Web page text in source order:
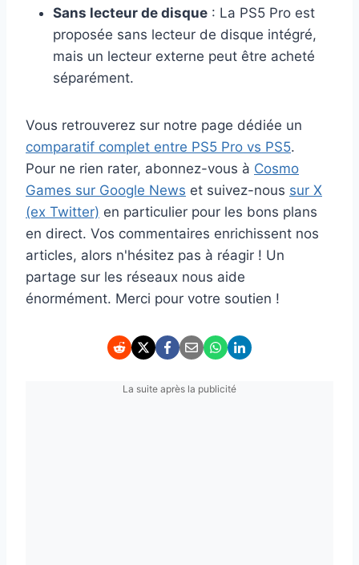
Sans lecteur de disque : La PS5 Pro est
proposée sans lecteur de disque intégré,
mais un lecteur externe peut être acheté
séparément.
Vous retrouverez sur notre page dédiée un
comparatif complet entre PS5 Pro vs PS5.
Pour ne rien rater, abonnez-vous à Cosmo
Games sur Google News et suivez-nous sur X
(ex Twitter) en particulier pour les bons plans
en direct. Vos commentaires enrichissent nos
articles, alors n'hésitez pas à réagir ! Un
partage sur les réseaux nous aide
énormément. Merci pour votre soutien !
La suite après la publicité